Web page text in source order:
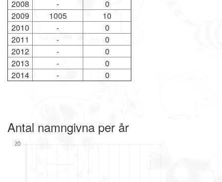
2008
-
0
2009
1005
10
2010
-
0
2011
-
0
2012
-
0
2013
-
0
2014
- 0
Antal namngivna per år